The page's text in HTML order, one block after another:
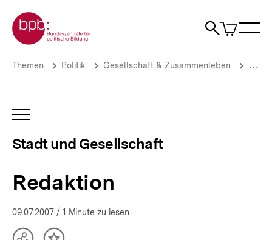
zum
Seiteninhalt
springen
Zur Startseite der bpb
Suche
Artikel
im
Redaktion
Gesellschaft
Brotkrümelnavigation
Pfadnavigation
Themen Politik Gesellschaft & Zusammenleben
INHALTSNAVIGATION
Stadt und Gesellschaft
Redaktion
09.07.2007 / 1 Minute zu lesen